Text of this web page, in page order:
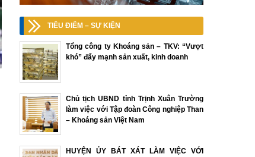
TIÊU ĐIỂM – SỰ KIỆN
Tổng công ty Khoáng sản – TKV: “Vượt
khó” đẩy mạnh sản xuất, kinh doanh
Chủ tịch UBND tỉnh Trịnh Xuân Trường
làm việc với Tập đoàn Công nghiệp Than
– Khoáng sản Việt Nam
HUYỆN ỦY BÁT XÁT LÀM VIỆC VỚI